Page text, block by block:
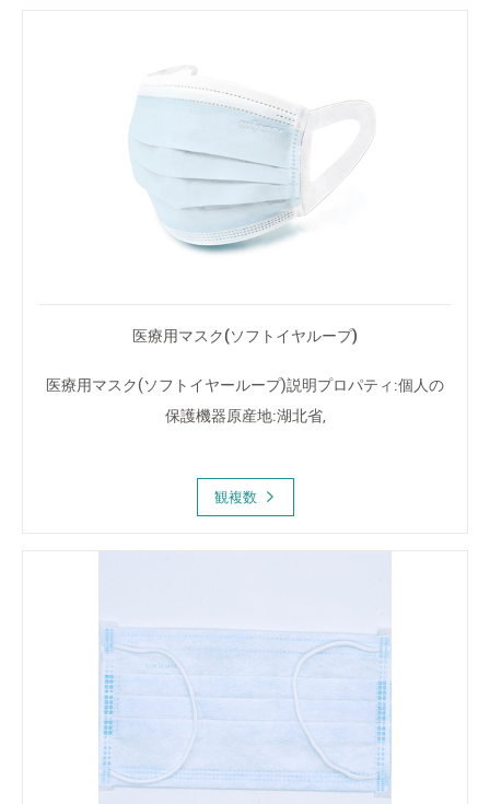
医療用マスク(ソフトイヤループ)
医療用マスク(ソフトイヤーループ)説明プロパティ:個人の
保護機器原産地:湖北省,
観複数